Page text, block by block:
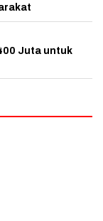
Juta untuk